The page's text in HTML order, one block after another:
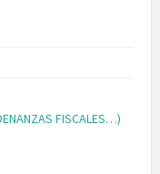
FISCALES…)